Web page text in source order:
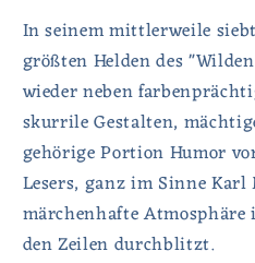
In seinem mittlerweile
größten Helden des
wieder neben
skurrile Gestalten,
gehörige Portion Humor
Lesers, ganz im Sinne Karl
märchenhafte
den Zeilen durchblitzt.